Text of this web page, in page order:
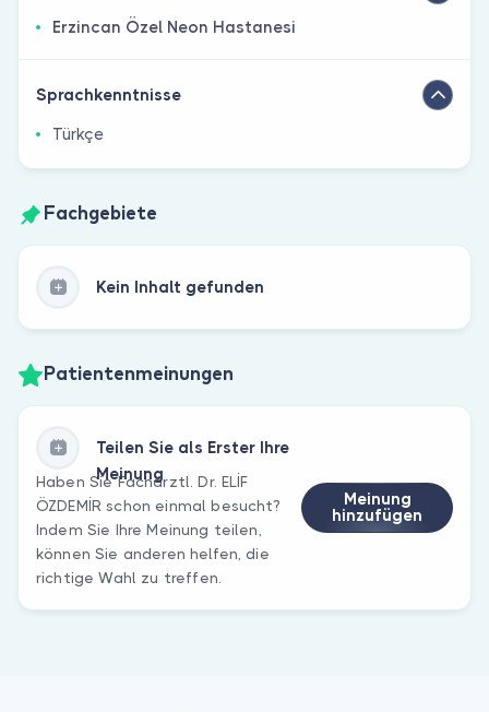
Erzincan Özel Neon Hastanesi
Sprachkenntnisse
Türkçe
Fachgebiete
Kein Inhalt gefunden
Patientenmeinungen
Teilen Sie als Erster Ihre
Meinung
Haben Sie Fachärztl. Dr. ELİF
ÖZDEMİR schon einmal besucht?
Indem Sie Ihre Meinung teilen,
können Sie anderen helfen, die
richtige Wahl zu treffen.
Meinung
hinzufügen